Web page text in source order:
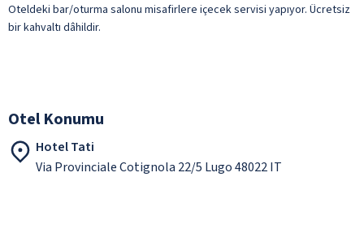
Oteldeki bar/oturma salonu misafirlere içecek servisi yapıyor. Ücretsiz
bir kahvaltı dâhildir.
Otel Konumu
Hotel Tati
Via Provinciale Cotignola 22/5 Lugo 48022 IT